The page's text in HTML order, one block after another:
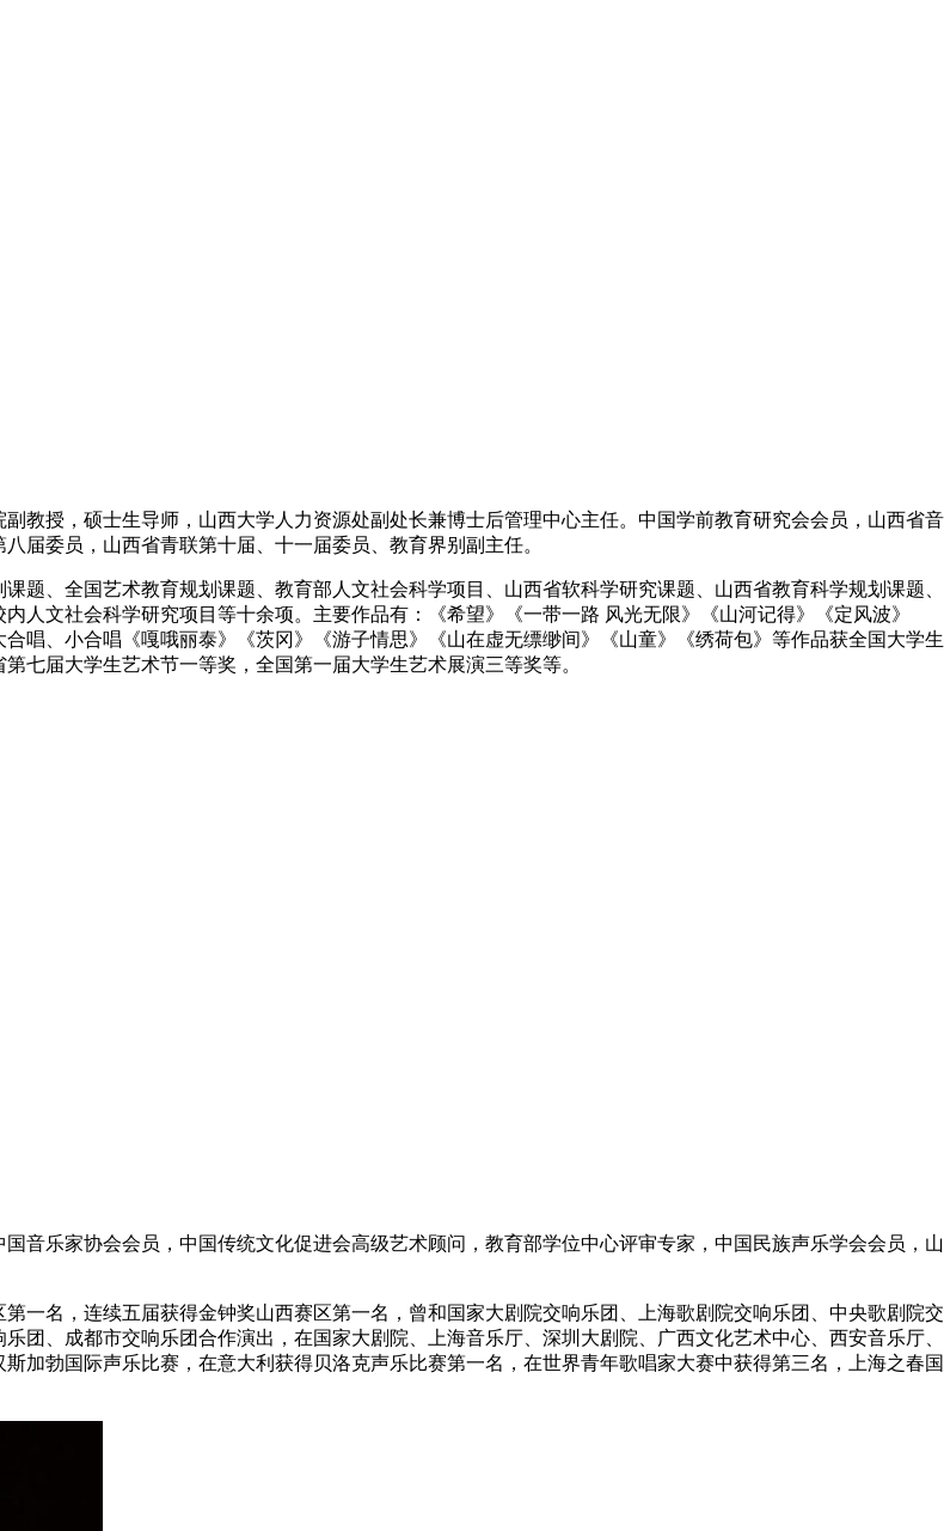
授，硕士生导师，山西大学人力资源处副处长兼博士后管理中心主任。中国学前教育研究会会员，山西省音
届委员，山西省青联第十届、十一届委员、教育界别副主任。
、全国艺术教育规划课题、教育部人文社会科学项目、山西省软科学研究课题、山西省教育科学规划课题、
人文社会科学研究项目等十余项。主要作品有：《希望》《一带一路 风光无限》《山河记得》《定风波》
唱、小合唱《嘎哦丽泰》《茨冈》《游子情思》《山在虚无缥缈间》《山童》《绣荷包》等作品获全国大学生
七届大学生艺术节一等奖，全国第一届大学生艺术展演三等奖等。
乐家协会会员，中国传统文化促进会高级艺术顾问，教育部学位中心评审专家，中国民族声乐学会会员，山
名，连续五届获得金钟奖山西赛区第一名，曾和国家大剧院交响乐团、上海歌剧院交响乐团、中央歌剧院交
团、成都市交响乐团合作演出，在国家大剧院、上海音乐厅、深圳大剧院、广西文化艺术中心、西安音乐厅、
加勃国际声乐比赛，在意大利获得贝洛克声乐比赛第一名，在世界青年歌唱家大赛中获得第三名，上海之春国